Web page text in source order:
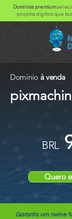
Domínios premium
projetos digitais que
Domínio à venda
BRL
Quero
Garanta um nome